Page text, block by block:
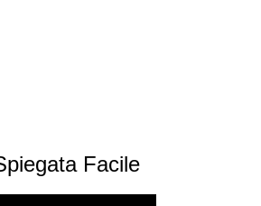
Facile